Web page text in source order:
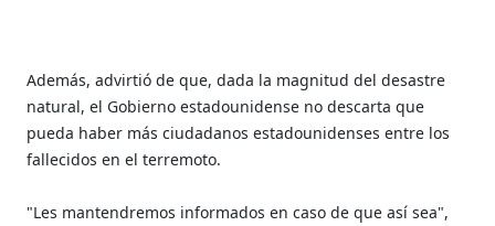
Además, advirtió de que, dada la magnitud del desastre
natural, el Gobierno estadounidense no descarta que
pueda haber más ciudadanos estadounidenses entre los
fallecidos en el terremoto.
"Les mantendremos informados en caso de que así sea",